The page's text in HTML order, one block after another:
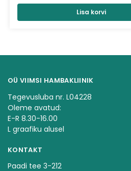
Lisa korvi
OÜ VIIMSI HAMBAKLIINIK
Tegevusluba nr. L04228
Oleme avatud:
E-R 8.30-16.00
L graafiku alusel
KONTAKT
Paadi tee 3-212